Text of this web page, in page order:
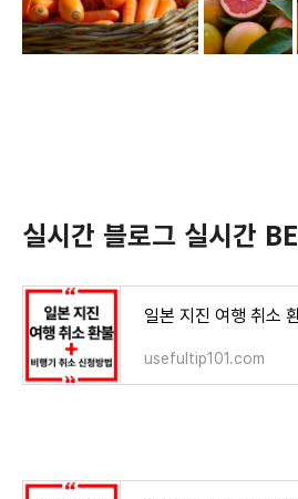
실시간 블로그 실시간
usefultip101.com